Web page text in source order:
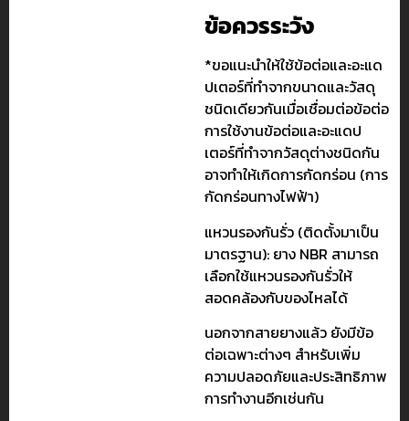
ข้อควรระวัง
*ขอแนะนำให้ใช้ข้อต่อและอะแด
ปเตอร์ที่ทำจากขนาดและวัสดุ
ชนิดเดียวกันเมื่อเชื่อมต่อข้อต่อ
การใช้งานข้อต่อและอะแดป
เตอร์ที่ทำจากวัสดุต่างชนิดกัน
อาจทำให้เกิดการกัดกร่อน (การ
กัดกร่อนทางไฟฟ้า)
แหวนรองกันรั่ว (ติดตั้งมาเป็น
มาตรฐาน): ยาง NBR สามารถ
เลือกใช้แหวนรองกันรั่วให้
สอดคล้องกับของไหลได้
นอกจากสายยางแล้ว ยังมีข้อ
ต่อเฉพาะต่างๆ สำหรับเพิ่ม
ความปลอดภัยและประสิทธิภาพ
การทำงานอีกเช่นกัน